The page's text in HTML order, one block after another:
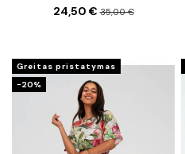
24,50 €35,00 €
Greitas pristatymas
−20%